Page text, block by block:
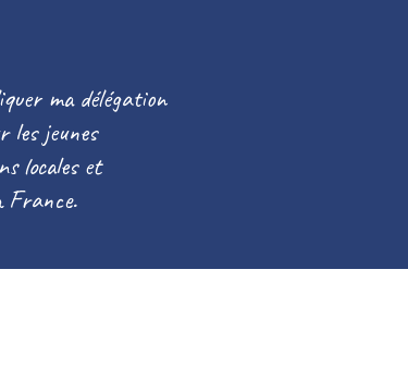
ma délégation
les jeunes
locales et
France.